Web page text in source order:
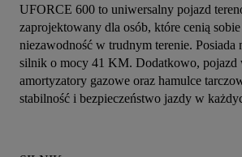
UFORCE 600 to uniwersalny pojazd
zaprojektowany dla osób, które cenią
niezawodność w trudnym terenie. Posiada
silnik o mocy 41 KM. Dodatkowo, pojazd
amortyzatory gazowe oraz hamulce
stabilność i bezpieczeństwo jazdy w